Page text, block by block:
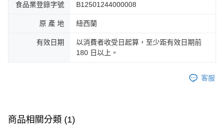
食品業登錄字號 B12501244000008
原 產 地 紐西蘭
有效日期
以消費者收受日起算，至少距有效日期前
180 日以上。
客服
商品相關分類 (1)